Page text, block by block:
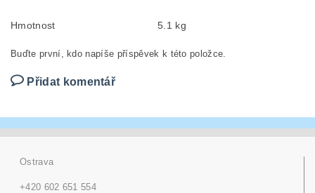
Hmotnost 5.1 kg
Buďte první, kdo napíše příspěvek k této položce.
Přidat komentář
Ostrava
+420 602 651 554